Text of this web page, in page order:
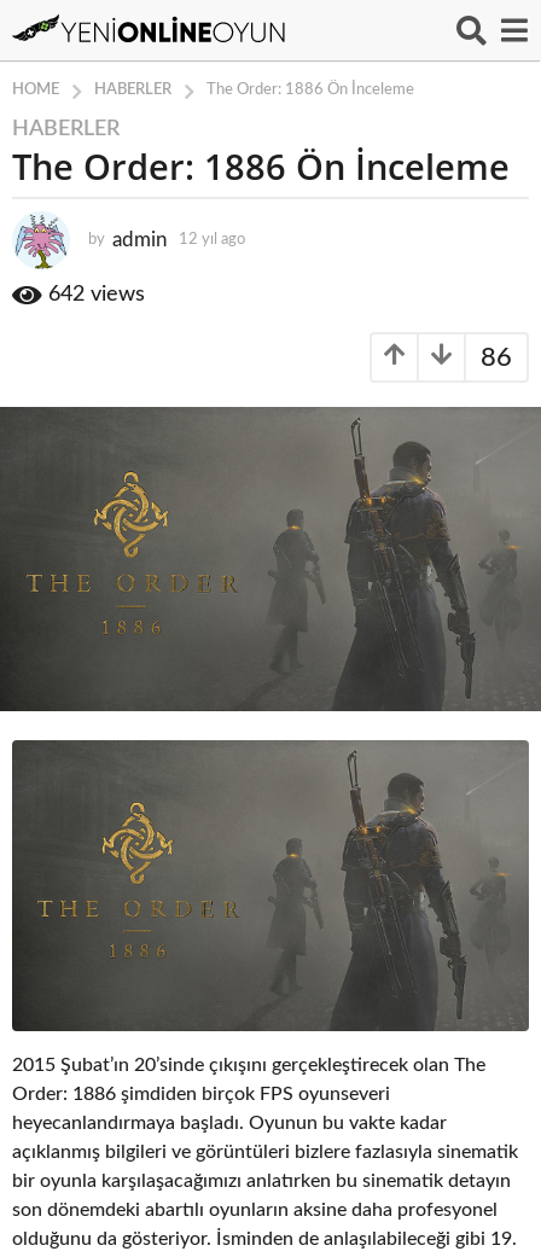
HOME HABERLER The Order: 1886 Ön İnceleme
1
2
l
g
HABERLER
The Order: 1886 Ön İnceleme
by admin 12 yıl ago
642 views
86
2015 Şubat’ın 20’sinde çıkışını gerçekleştirecek olan The
Order: 1886 şimdiden birçok FPS oyunseveri
heyecanlandırmaya başladı. Oyunun bu vakte kadar
açıklanmış bilgileri ve görüntüleri bizlere fazlasıyla sinematik
bir oyunla karşılaşacağımızı anlatırken bu sinematik detayın
son dönemdeki abartılı oyunların aksine daha profesyonel
olduğunu da gösteriyor. İsminden de anlaşılabileceği gibi 19.